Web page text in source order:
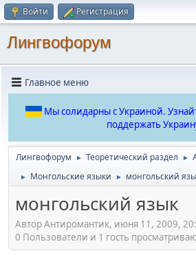
Войти Регистрация
Лингвофорум
Главное меню
Мы солидарны с Украиной.
поддержать
Лингвофорум ► Теоретический раздел ►
► Монгольские языки ► монгольский
монгольский язык
Автор Антиромантик, июня 11, 2009,
0 Пользователи и 1 гость